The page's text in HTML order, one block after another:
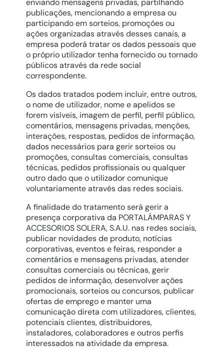
enviando mensagens privadas, partilhando
publicações, mencionando a empresa ou
participando em sorteios, promoções ou
ações organizadas através desses canais, a
empresa poderá tratar os dados pessoais que
o próprio utilizador tenha fornecido ou tornado
públicos através da rede social
correspondente.
Os dados tratados podem incluir, entre outros,
o nome de utilizador, nome e apelidos se
forem visíveis, imagem de perfil, perfil público,
comentários, mensagens privadas, menções,
interações, respostas, pedidos de informação,
dados necessários para gerir sorteios ou
promoções, consultas comerciais, consultas
técnicas, pedidos profissionais ou qualquer
outro dado que o utilizador comunique
voluntariamente através das redes sociais.
A finalidade do tratamento será gerir a
presença corporativa da PORTALÁMPARAS Y
ACCESORIOS SOLERA, S.A.U. nas redes sociais,
publicar novidades de produto, notícias
corporativas, eventos e feiras, responder a
comentários e mensagens privadas, atender
consultas comerciais ou técnicas, gerir
pedidos de informação, desenvolver ações
promocionais, sorteios ou concursos, publicar
ofertas de emprego e manter uma
comunicação direta com utilizadores, clientes,
potenciais clientes, distribuidores,
instaladores, colaboradores e outros perfis
interessados na atividade da empresa.